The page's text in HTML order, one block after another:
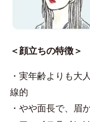
＜顔立ちの特徴＞
・実年齢よりも大
線的
・やや面長で、眉